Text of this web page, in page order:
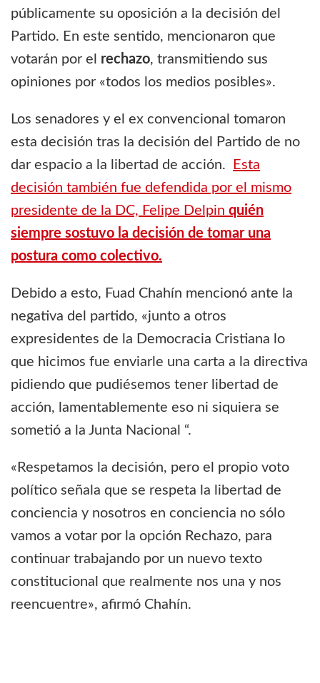
públicamente su oposición a la decisión del
Partido. En este sentido, mencionaron que
votarán por el rechazo, transmitiendo sus
opiniones por «todos los medios posibles».
Los senadores y el ex convencional tomaron
esta decisión tras la decisión del Partido de no
dar espacio a la libertad de acción.
Esta
decisión también fue defendida por el mismo
presidente de la DC, Felipe Delpin quién
siempre sostuvo la decisión de tomar una
postura como colectivo.
Debido a esto, Fuad Chahín mencionó ante la
negativa del partido, «junto a otros
expresidentes de la Democracia Cristiana lo
que hicimos fue enviarle una carta a la directiva
pidiendo que pudiésemos tener libertad de
acción, lamentablemente eso ni siquiera se
sometió a la Junta Nacional “.
«Respetamos la decisión, pero el propio voto
político señala que se respeta la libertad de
conciencia y nosotros en conciencia no sólo
vamos a votar por la opción Rechazo, para
continuar trabajando por un nuevo texto
constitucional que realmente nos una y nos
reencuentre», afirmó Chahín.